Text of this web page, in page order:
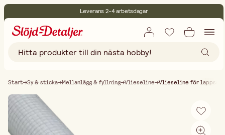
Leverans 2-4 arbetsdagar
Fri frakt vid köp över 499:-
Start Sy & sticka Mellanlägg & fyllning Vlieseline Vlieseline för